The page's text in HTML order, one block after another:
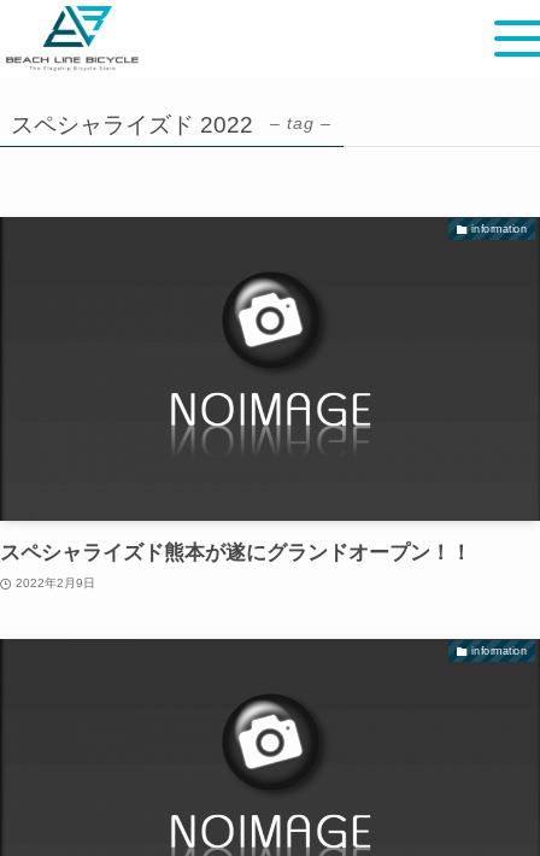
スペシャライズド 2022 – tag –
information
スペシャライズド熊本が遂にグランドオープン！！
2022年2月9日
information